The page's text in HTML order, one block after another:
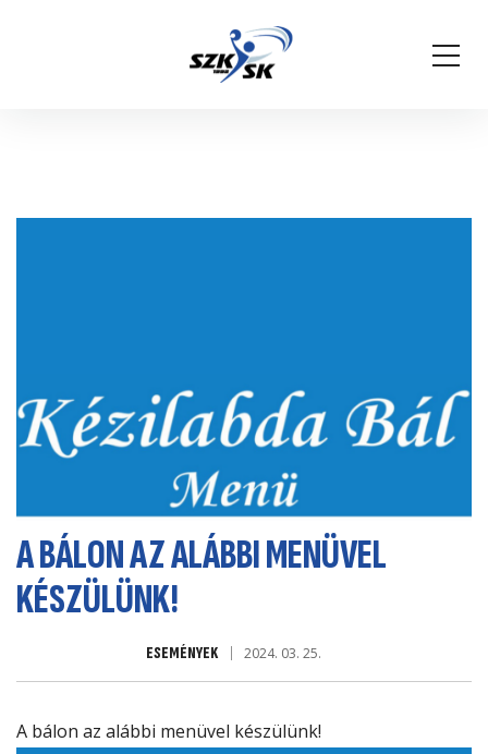
A BÁLON AZ ALÁBBI MENÜVEL
KÉSZÜLÜNK!
ESEMÉNYEK 2024. 03. 25.
A bálon az alábbi menüvel készülünk!